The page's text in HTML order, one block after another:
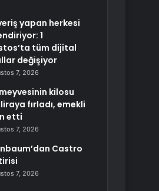
yapan herkesi
1
tüm dijital
değişiyor
7, 2026
kilosu
fırladı, emekli
etti
7, 2026
Castro
7, 2026